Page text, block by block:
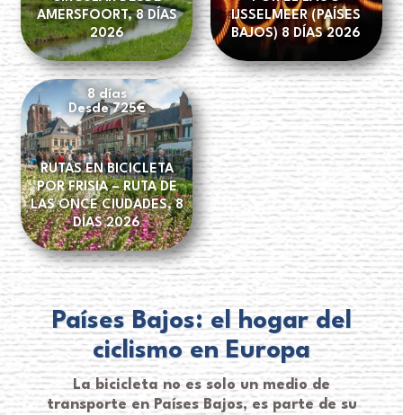
AMERSFOORT, 8 DÍAS
2026
IJSSELMEER (PAÍSES
BAJOS) 8 DÍAS 2026
RUTAS EN BICICLETA
POR FRISIA – RUTA DE
LAS ONCE CIUDADES, 8
DÍAS 2026
8 días
Desde 725€
Países Bajos: el hogar del
ciclismo en Europa
La bicicleta no es solo un medio de
transporte en Países Bajos, es parte de su